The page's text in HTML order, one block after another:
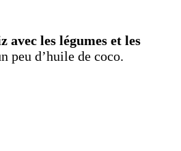
les légumes et les
peu d’huile de coco.